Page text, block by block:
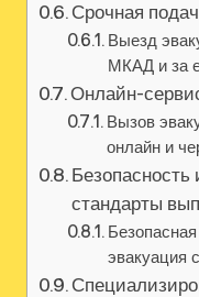
Срочная
Выезд
МКАД и за
Онлайн-
Вызов
онлайн и
Безопасность
стандарты
Безопасная
эвакуация